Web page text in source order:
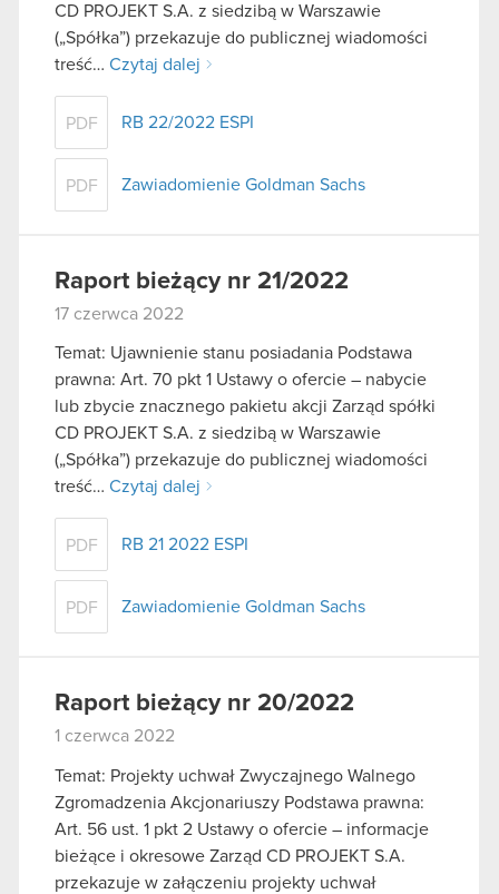
CD PROJEKT S.A. z siedzibą w Warszawie
(„Spółka”) przekazuje do publicznej wiadomości
treść… Czytaj dalej
PDF RB 22/2022 ESPI
PDF Zawiadomienie Goldman Sachs
Raport bieżący nr 21/2022
17 czerwca 2022
Temat: Ujawnienie stanu posiadania Podstawa
prawna: Art. 70 pkt 1 Ustawy o ofercie – nabycie
lub zbycie znacznego pakietu akcji Zarząd spółki
CD PROJEKT S.A. z siedzibą w Warszawie
(„Spółka”) przekazuje do publicznej wiadomości
treść… Czytaj dalej
PDF RB 21 2022 ESPI
PDF Zawiadomienie Goldman Sachs
Raport bieżący nr 20/2022
1 czerwca 2022
Temat: Projekty uchwał Zwyczajnego Walnego
Zgromadzenia Akcjonariuszy Podstawa prawna:
Art. 56 ust. 1 pkt 2 Ustawy o ofercie – informacje
bieżące i okresowe Zarząd CD PROJEKT S.A.
przekazuje w załączeniu projekty uchwał